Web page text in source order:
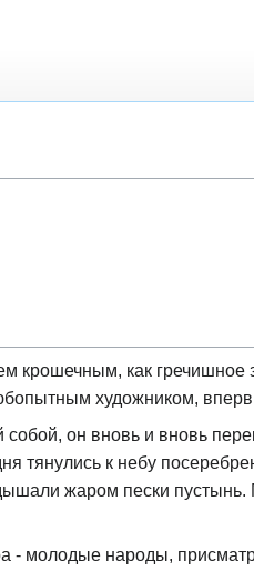
крошечным, как гречишное
художником,
он вновь и вновь
тянулись к небу
жаром пески пустынь.
- молодые народы,